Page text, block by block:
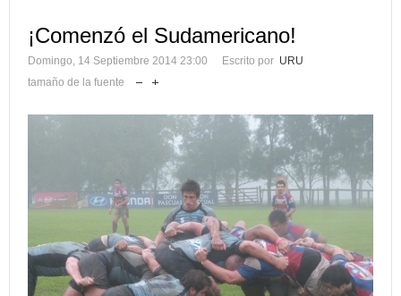
¡Comenzó el Sudamericano!
Domingo, 14 Septiembre 2014 23:00 Escrito por URU
tamaño de la fuente